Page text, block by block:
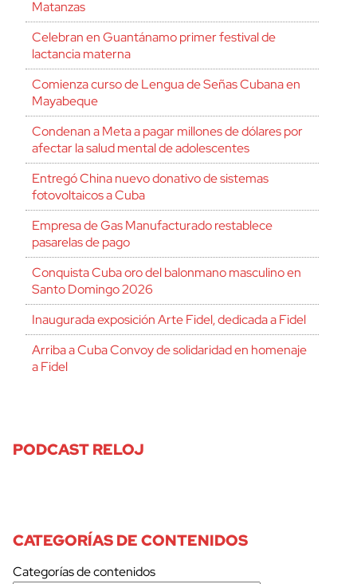
Matanzas
Celebran en Guantánamo primer festival de
lactancia materna
Comienza curso de Lengua de Señas Cubana en
Mayabeque
Condenan a Meta a pagar millones de dólares por
afectar la salud mental de adolescentes
Entregó China nuevo donativo de sistemas
fotovoltaicos a Cuba
Empresa de Gas Manufacturado restablece
pasarelas de pago
Conquista Cuba oro del balonmano masculino en
Santo Domingo 2026
Inaugurada exposición Arte Fidel, dedicada a Fidel
Arriba a Cuba Convoy de solidaridad en homenaje
a Fidel
PODCAST RELOJ
CATEGORÍAS DE CONTENIDOS
Categorías de contenidos